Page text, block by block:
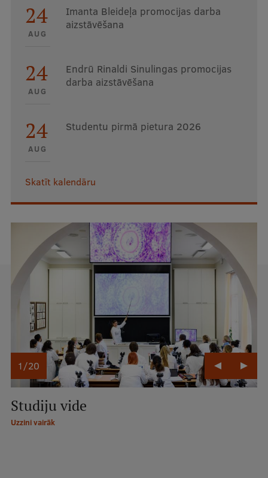
Profesionālās pilnveides kursi
Pedagoģiskās izaugsmes centrs
Kvalifikācijas atbilstības pārbaude
Pētniecība
RSU zinātnes portāls
Zinātnes ietekme
Pētniecības platformas
Doktorantūras skola
Pētniecības pakalpojumi
Pētniecības projekti
Zinātnieku brokastis
Vertikāli integrētie projekti
Zinātniskās konferences
24
AUG
Imanta Bleideļa promocijas darba
aizstāvēšana
24
AUG
Endrū Rinaldi Sinulingas promocijas
darba aizstāvēšana
24
AUG
Studentu pirmā pietura 2026
Skatīt kalendāru
1/20
Studiju vide
Uzzini vairāk